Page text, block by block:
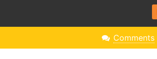
Comments